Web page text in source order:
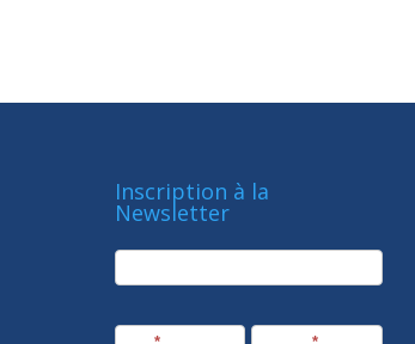
Inscription à la
Newsletter
newsletter